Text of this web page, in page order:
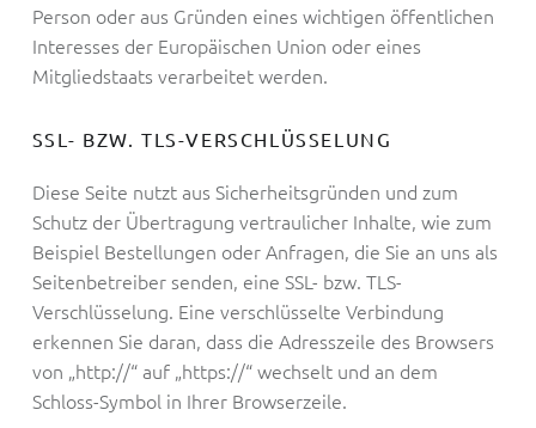
Person oder aus Gründen eines wichtigen öffentlichen
Interesses der Europäischen Union oder eines
Mitgliedstaats verarbeitet werden.
SSL- BZW. TLS-VERSCHLÜSSELUNG
Diese Seite nutzt aus Sicherheitsgründen und zum
Schutz der Übertragung vertraulicher Inhalte, wie zum
Beispiel Bestellungen oder Anfragen, die Sie an uns als
Seitenbetreiber senden, eine SSL- bzw. TLS-
Verschlüsselung. Eine verschlüsselte Verbindung
erkennen Sie daran, dass die Adresszeile des Browsers
von „http://“ auf „https://“ wechselt und an dem
Schloss-Symbol in Ihrer Browserzeile.